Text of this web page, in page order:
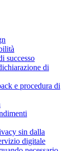
successo
di
e procedura di
sin dalla
digitale